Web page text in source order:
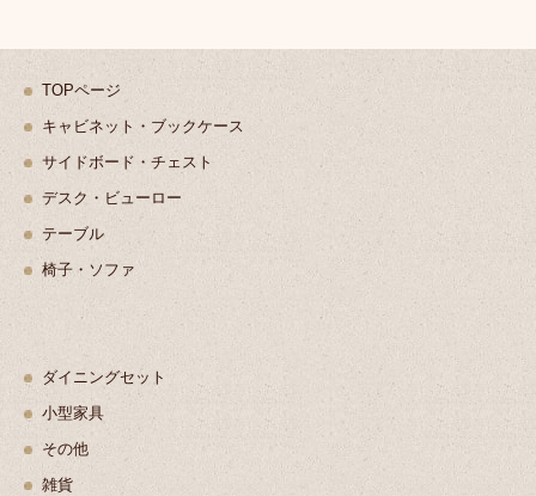
TOPページ
キャビネット・ブックケース
サイドボード・チェスト
デスク・ビューロー
テーブル
椅子・ソファ
ダイニングセット
小型家具
その他
雑貨